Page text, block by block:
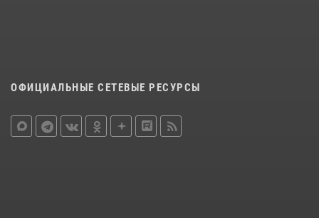
ОФИЦИАЛЬНЫЕ СЕТЕВЫЕ РЕСУРСЫ